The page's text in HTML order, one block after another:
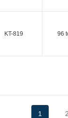
KT-819 96
1